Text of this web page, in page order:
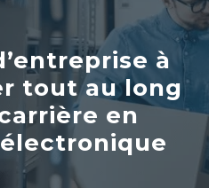
à
tout au long
en